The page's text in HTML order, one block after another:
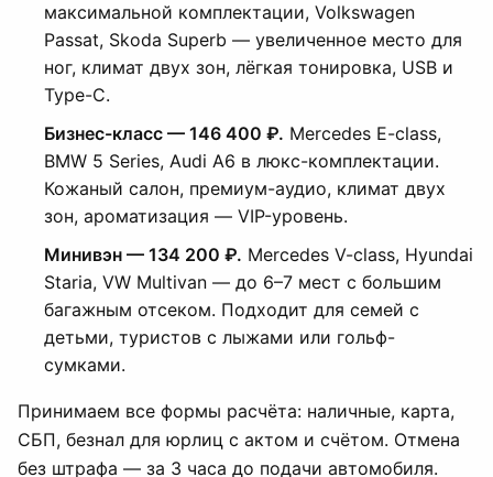
максимальной комплектации, Volkswagen
Passat, Skoda Superb — увеличенное место для
ног, климат двух зон, лёгкая тонировка, USB и
Type-C.
Бизнес-класс — 146 400 ₽. Mercedes E-class,
BMW 5 Series, Audi A6 в люкс-комплектации.
Кожаный салон, премиум-аудио, климат двух
зон, ароматизация — VIP-уровень.
Минивэн — 134 200 ₽. Mercedes V-class, Hyundai
Staria, VW Multivan — до 6–7 мест с большим
багажным отсеком. Подходит для семей с
детьми, туристов с лыжами или гольф-
сумками.
Принимаем все формы расчёта: наличные, карта,
СБП, безнал для юрлиц с актом и счётом. Отмена
без штрафа — за 3 часа до подачи автомобиля.